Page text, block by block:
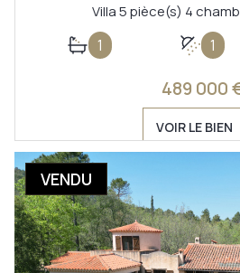
1 1
489 000
VOIR LE BIEN
VENDU